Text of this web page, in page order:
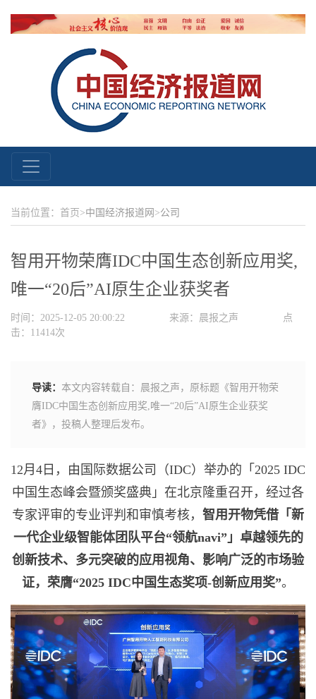
当前位置：首页>中国经济报道网 >公司
智用开物荣膺IDC中国生态创新应用奖,
唯一“20后”AI原生企业获奖者
时间：2025-12-05 20:00:22 来源：晨报之声
点
击：11414次
导读： 本文内容转载自：晨报之声，原标题《智用开物荣
膺IDC中国生态创新应用奖,唯一“20后”AI原生企业获奖
者》，投稿人整理后发布。
12月4日，由国际数据公司（IDC）举办的「2025 IDC
中国生态峰会暨颁奖盛典」在北京隆重召开，经过各
专家评审的专业评判和审慎考核， 智用开物凭借「新
一代企业级智能体团队平台“领航navi” 」卓越领先的
创新技术、多元突破的应用视角、影响广泛的市场验
证，荣膺“2025 IDC中国生态奖项-创新应用奖”。